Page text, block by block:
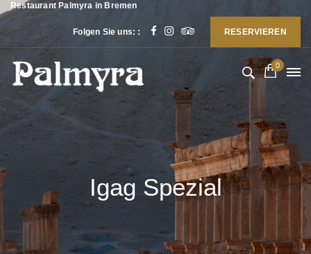
Restaurant Palmyra in Bremen
Folgen Sie uns: : RESERVIEREN
0
Igag Spezial